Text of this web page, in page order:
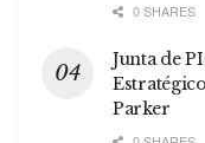
0 SHARES
Junta de
Parker